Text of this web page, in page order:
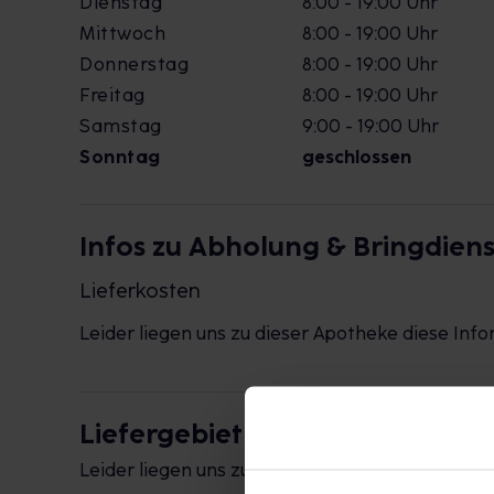
Mittwoch
8:00 - 19:00 Uhr
Donnerstag
8:00 - 19:00 Uhr
Freitag
8:00 - 19:00 Uhr
Samstag
9:00 - 19:00 Uhr
Sonntag
geschlossen
Infos zu Abholung &
Lieferkosten
Leider liegen uns zu dieser Apotheke diese
Liefergebiet
Leider liegen uns zu dieser Apotheke diese